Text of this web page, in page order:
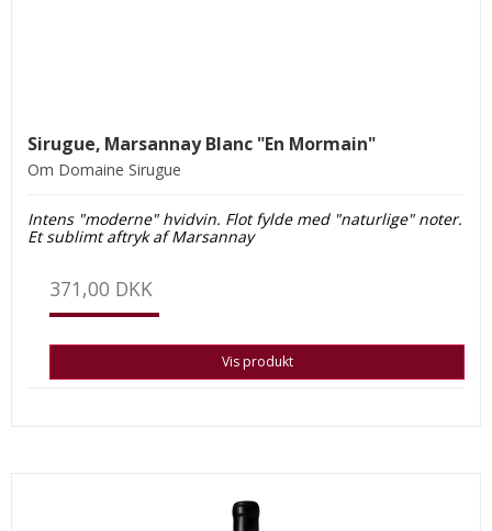
Sirugue, Marsannay Blanc "En Mormain"
Om Domaine Sirugue
Intens "moderne" hvidvin. Flot fylde med "naturlige" noter.
Et sublimt aftryk af Marsannay
371,00 DKK
Vis produkt